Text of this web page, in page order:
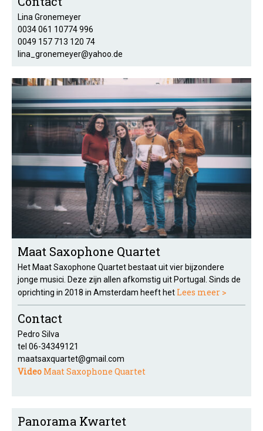
Lina Gronemeyer
0034 061 10774 996
0049 157 713 120 74
lina_gronemeyer@yahoo.de
Maat Saxophone Quartet
Het Maat Saxophone Quartet bestaat uit vier bijzondere
jonge musici. Deze zijn allen afkomstig uit Portugal. Sinds de
oprichting in 2018 in Amsterdam heeft het Lees meer >
Contact
Pedro Silva
tel 06-34349121
maatsaxquartet@gmail.com
Video Maat Saxophone Quartet
Panorama Kwartet